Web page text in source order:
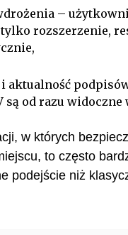
–
rozszerzenie,
i aktualność
są od razu widoczne
w których
to często
podejście niż